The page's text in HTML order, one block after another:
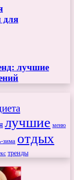
для
лучшие
лучшие меню
зима отдых
тренды